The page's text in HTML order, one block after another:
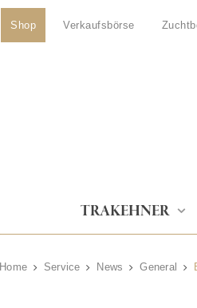
Shop Verkaufsbörse
TRAKEHNER
Home Service News General